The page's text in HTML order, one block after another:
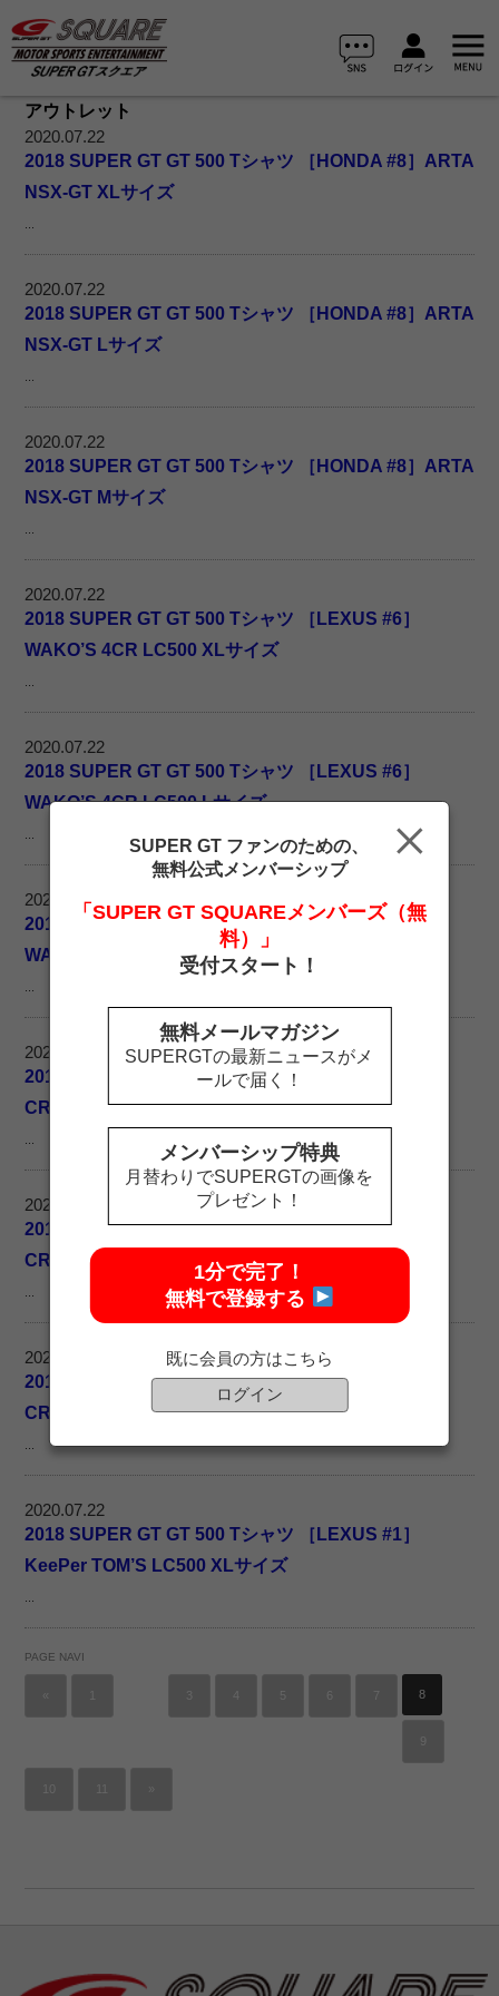
アウトレット
2020.07.22
2018 SUPER GT GT 500 Tシャツ ［HONDA #8］ARTA
NSX-GT XLサイズ
2020.07.22
2018 SUPER GT GT 500 Tシャツ ［HONDA #8］ARTA
NSX-GT Lサイズ
2020.07.22
2018 SUPER GT GT 500 Tシャツ ［HONDA #8］ARTA
NSX-GT Mサイズ
2020.07.22
2018 SUPER GT GT 500 Tシャツ ［LEXUS #6］
WAKO’S 4CR LC500 XLサイズ
2020.07.22
2018 SUPER GT GT 500 Tシャツ ［LEXUS #6］
WAKO’S 4CR LC500 Lサイズ
2020.07.22
2018 SUPER GT GT 500 Tシャツ ［LEXUS #6］
WAKO’S 4CR LC500 Mサイズ
2020.07.22
2018 SUPER GT GT 500 Tシャツ ［NISSAN #3］
CRAFTSPORTS MOTUL GT-R XLサイズ
2020.07.22
2018 SUPER GT GT 500 Tシャツ ［NISSAN #3］
CRAFTSPORTS MOTUL GT-R Lサイズ
2020.07.22
2018 SUPER GT GT 500 Tシャツ ［NISSAN #3］
CRAFTSPORTS MOTUL GT-R Mサイズ
2020.07.22
2018 SUPER GT GT 500 Tシャツ ［LEXUS #1］
KeePer TOM’S LC500 XLサイズ
PAGE NAVI
« 3 4 5 7 8
»
SUPER GT ファンのための、
無料公式メンバーシップ
「SUPER GT SQUAREメンバーズ（無
料）」
受付スタート！
無料メールマガジン
SUPERGTの最新ニュースがメ
ールで届く！
メンバーシップ特典
月替わりでSUPERGTの画像を
プレゼント！
1分で完了！
無料で登録する
既に会員の方はこちら
ログイン